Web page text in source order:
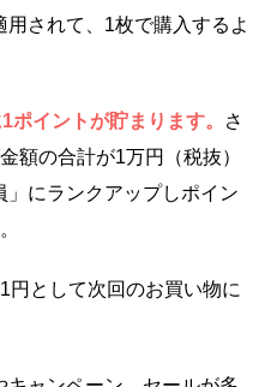
されて、1枚で購入するよ
ポイントが貯まります。
さ
額の合計が1万円（税抜）
」にランクアップしポイン
円として次回のお買い物に